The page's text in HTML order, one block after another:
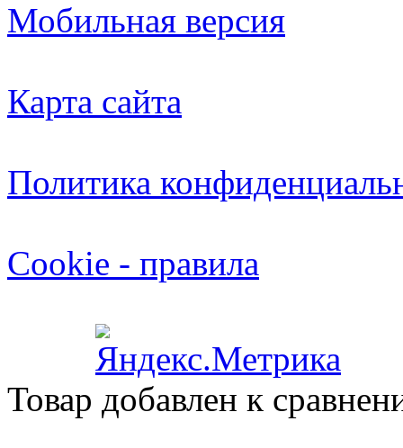
Мобильная версия
Карта сайта
Политика
Cookie - правила
Товар добавлен к